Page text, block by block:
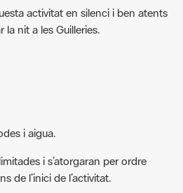
i aigua.
i s’atorgaran per ordre
de l’inici de l’activitat.
: 627 929 890,